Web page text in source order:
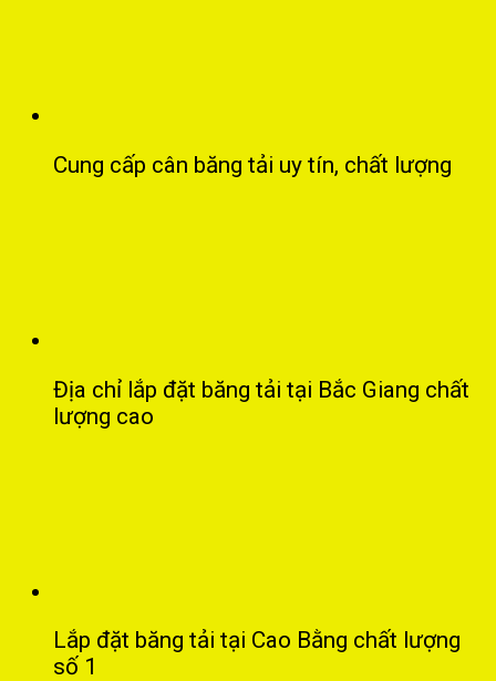
Cung cấp cân băng tải uy tín, chất lượng
Địa chỉ lắp đặt băng tải tại Bắc Giang chất
lượng cao
Lắp đặt băng tải tại Cao Bằng chất lượng
số 1